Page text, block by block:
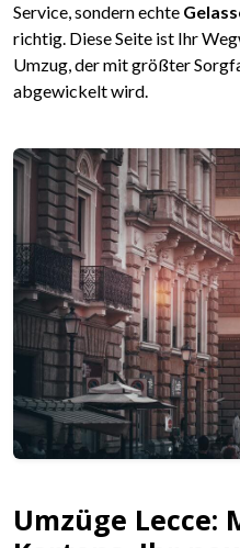
Service, sondern echte
richtig. Diese Seite ist Ihr
Umzug, der mit größter
abgewickelt wird.
Umzüge Lecce: